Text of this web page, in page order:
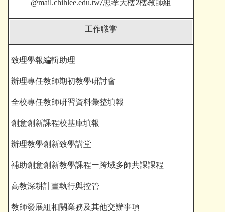
@mail.chihlee.edu.tw/忠孝大樓2樓教師組
工作職掌
致理學報編輯助理
辦理專任教師期初教學研討會
全校專任教師研習資料彙整填報
創意創新課程校基庫填報
辦理教學創新致學講堂
補助創意創新教學課程ー跨域多師共課課程
高教深耕計畫執行與控管
教師發展組相關業務及其他交辦事項